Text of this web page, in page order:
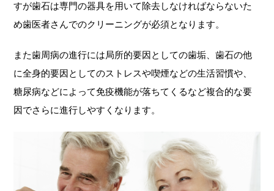
すが歯石は専門の器具を用いて除去しなければならないた
め歯医者さんでのクリーニングが必須となります。
また歯周病の進行には局所的要因としての歯垢、歯石の他
に全身的要因としてのストレスや喫煙などの生活習慣や、
糖尿病などによって免疫機能が落ちてくるなど複合的な要
因でさらに進行しやすくなります。